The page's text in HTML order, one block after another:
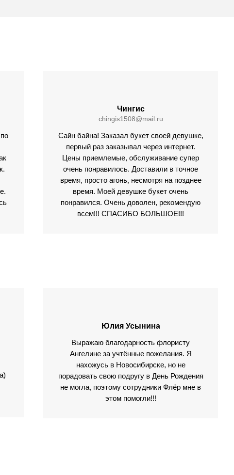
Чингис
chingis1508@mail.ru
Сайн байна! Заказал букет своей девушке,
первый раз заказывал через интернет.
Цены приемлемые, обслуживание супер
очень понравилось. Доставили в точное
время, просто агонь, несмотря на позднее
время. Моей девушке букет очень
понравился. Очень доволен, рекомендую
всем!!! СПАСИБО БОЛЬШОЕ!!!
Юлия Усынина
Выражаю благодарность флористу
Ангелине за учтённые пожелания. Я
нахожусь в Новосибирске, но не
порадовать свою подругу в День Рождения
не могла, поэтому сотрудники Флёр мне в
этом помогли!!!